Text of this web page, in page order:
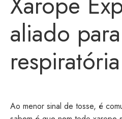
aliado
respiratória
Ao menor sinal de tosse, é